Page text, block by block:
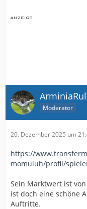
Moderator
20. Dezember 2025 um
https://
momuluh/profil/
Sein Marktwert ist
ist doch eine schöne
Auftritte.